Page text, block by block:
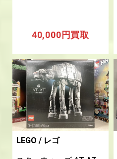
40,000円買取
LEGO / レゴ